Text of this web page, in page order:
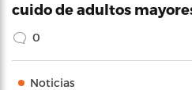
cuido de adultos
0
Noticias